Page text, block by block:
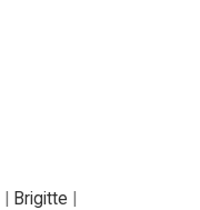
| Brigitte |